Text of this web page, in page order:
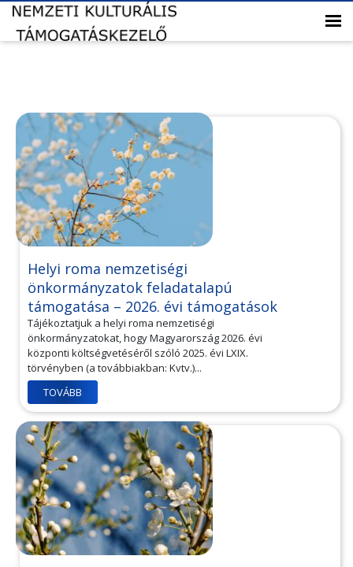
Helyi roma nemzetiségi
önkormányzatok feladatalapú
támogatása – 2026. évi támogatások
Tájékoztatjuk a helyi roma nemzetiségi
önkormányzatokat, hogy Magyarország 2026. évi
központi költségvetéséről szóló 2025. évi LXIX.
törvényben (a továbbiakban: Kvtv.)...
TOVÁBB